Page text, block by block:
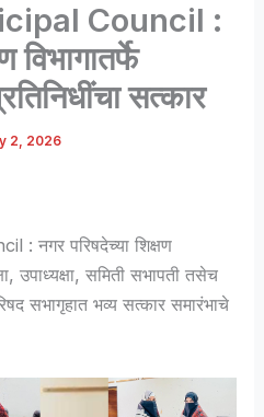
Council :
विभागातर्फे
सत्कार
2, 2026
नगर परिषदेच्या शिक्षण
उपाध्यक्षा, समिती सभापती तसेच
सभागृहात भव्य सत्कार समारंभाचे